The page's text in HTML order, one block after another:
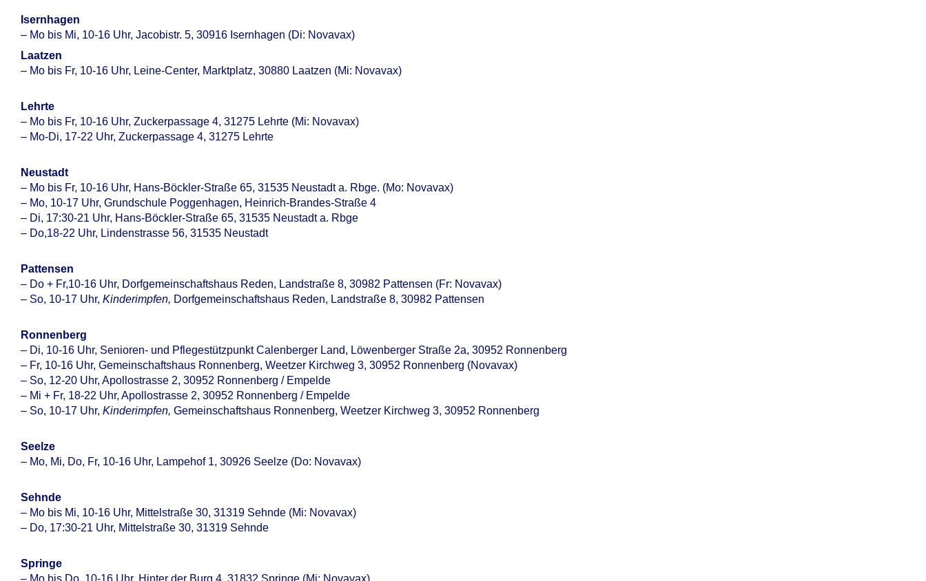
Isernhagen
– Mo bis Mi, 10-16 Uhr, Jacobistr. 5, 30916 Isernhagen (Di: Novavax)
Laatzen
– Mo bis Fr, 10-16 Uhr, Leine-Center, Marktplatz, 30880 Laatzen (Mi: Novavax)
Lehrte
– Mo bis Fr, 10-16 Uhr, Zuckerpassage 4, 31275 Lehrte (Mi: Novavax)
– Mo-Di, 17-22 Uhr, Zuckerpassage 4, 31275 Lehrte
Neustadt
– Mo bis Fr, 10-16 Uhr, Hans-Böckler-Straße 65, 31535 Neustadt a. Rbge. (Mo: Novavax)
– Mo, 10-17 Uhr, Grundschule Poggenhagen, Heinrich-Brandes-Straße 4
– Di, 17:30-21 Uhr, Hans-Böckler-Straße 65, 31535 Neustadt a. Rbge
– Do,18-22 Uhr, Lindenstrasse 56, 31535 Neustadt
Pattensen
– Do + Fr,10-16 Uhr, Dorfgemeinschaftshaus Reden, Landstraße 8, 30982 Pattensen (Fr: Novavax)
– So, 10-17 Uhr, Kinderimpfen, Dorfgemeinschaftshaus Reden, Landstraße 8, 30982 Pattensen
Ronnenberg
– Di, 10-16 Uhr, Senioren- und Pflegestützpunkt Calenberger Land, Löwenberger Straße 2a, 30952 Ronnenberg
– Fr, 10-16 Uhr, Gemeinschaftshaus Ronnenberg, Weetzer Kirchweg 3, 30952 Ronnenberg (Novavax)
– So, 12-20 Uhr, Apollostrasse 2, 30952 Ronnenberg / Empelde
– Mi + Fr, 18-22 Uhr, Apollostrasse 2, 30952 Ronnenberg / Empelde
– So, 10-17 Uhr, Kinderimpfen, Gemeinschaftshaus Ronnenberg, Weetzer Kirchweg 3, 30952 Ronnenberg
Seelze
– Mo, Mi, Do, Fr, 10-16 Uhr, Lampehof 1, 30926 Seelze (Do: Novavax)
Sehnde
– Mo bis Mi, 10-16 Uhr, Mittelstraße 30, 31319 Sehnde (Mi: Novavax)
– Do, 17:30-21 Uhr, Mittelstraße 30, 31319 Sehnde
Springe
– Mo bis Do, 10-16 Uhr, Hinter der Burg 4, 31832 Springe (Mi: Novavax)